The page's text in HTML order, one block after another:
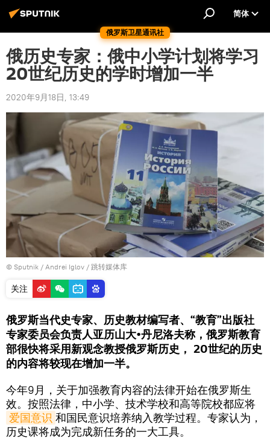
俄罗斯卫星通讯社
简体
俄历史专家：俄中小学计划将学习
20世纪历史的学时增加一半
2020年9月18日, 13:49
© Sputnik / Andrei Iglov / 跳转媒体库
关注
俄罗斯当代史专家、历史教材编写者、“教育”出版社
专家委员会负责人亚历山大•丹尼洛夫称，俄罗斯教育
部很快将采用新观念教授俄罗斯历史， 20世纪的历史
的内容将较现在增加一半。
今年9月，关于加强教育内容的法律开始在俄罗斯生
效。按照法律，中小学、技术学校和高等院校都应将
爱国意识 和国民意识培养纳入教学过程。专家认为，
历史课将成为完成新任务的一大工具。